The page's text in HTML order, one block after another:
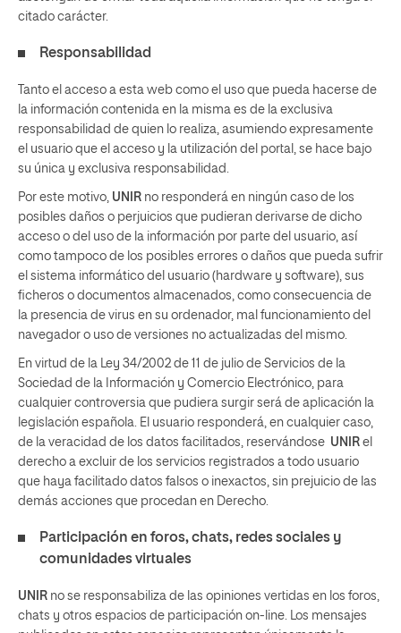
citado carácter.
Responsabilidad
Tanto el acceso a esta web como el uso que pueda hacerse de
la información contenida en la misma es de la exclusiva
responsabilidad de quien lo realiza, asumiendo expresamente
el usuario que el acceso y la utilización del portal, se hace bajo
su única y exclusiva responsabilidad.
Por este motivo, UNIR no responderá en ningún caso de los
posibles daños o perjuicios que pudieran derivarse de dicho
acceso o del uso de la información por parte del usuario, así
como tampoco de los posibles errores o daños que pueda sufrir
el sistema informático del usuario (hardware y software), sus
ficheros o documentos almacenados, como consecuencia de
la presencia de virus en su ordenador, mal funcionamiento del
navegador o uso de versiones no actualizadas del mismo.
En virtud de la Ley 34/2002 de 11 de julio de Servicios de la
Sociedad de la Información y Comercio Electrónico, para
cualquier controversia que pudiera surgir será de aplicación la
legislación española. El usuario responderá, en cualquier caso,
de la veracidad de los datos facilitados, reservándose UNIR el
derecho a excluir de los servicios registrados a todo usuario
que haya facilitado datos falsos o inexactos, sin prejuicio de las
demás acciones que procedan en Derecho.
Participación en foros, chats, redes sociales y
comunidades virtuales
UNIR no se responsabiliza de las opiniones vertidas en los foros,
chats y otros espacios de participación on-line. Los mensajes